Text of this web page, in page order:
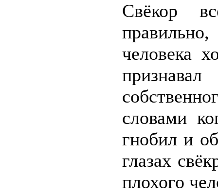
Свёкор
человека
словами
гнобил и
глазах
плохого